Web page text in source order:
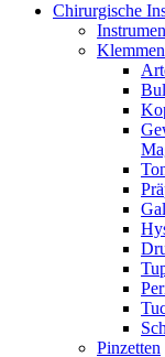
Chirurgische
Pinzetten